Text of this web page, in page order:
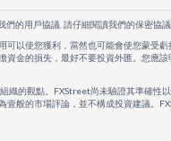
的用戶協議. 請仔細閱讀我們的保密協議
以使您獲利，當然也可能會使您蒙
金的損失，最好不要投資外匯。您
的觀點。FXStreet尚未驗證其準確
般的市場評論，並不構成投資建議